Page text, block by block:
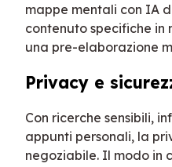
mappe mentali con IA
contenuto specifiche
una pre-elaborazione
Privacy e
Con ricerche sensibili,
appunti personali, la
negoziabile. Il modo in